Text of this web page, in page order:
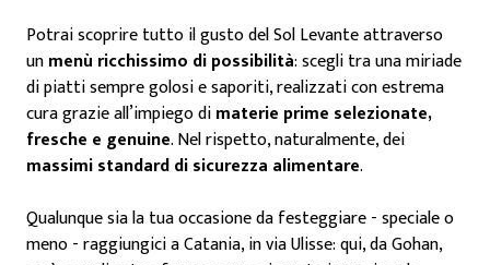
Potrai scoprire tutto il gusto del Sol Levante attraverso
unmenù ricchissimo di possibilità: scegli tra una miriade
di piatti sempre golosi e saporiti, realizzati con estrema
cura grazie all’impiego dimaterie prime selezionate,
fresche e genuine. Nel rispetto, naturalmente, dei
massimi standard di sicurezza alimentare.
Qualunque sia la tua occasione da festeggiare - speciale o
meno - raggiungici a Catania, in via Ulisse: qui, da Gohan,